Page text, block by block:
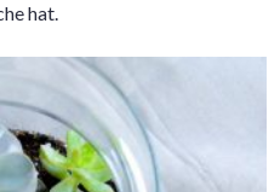
hat.